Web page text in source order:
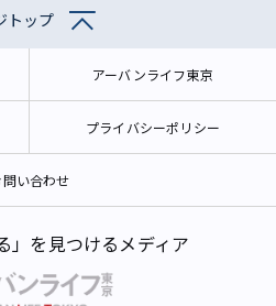
トップ
アーバンライフ東京
プライバシーポリシー
問い合わせ
」を見つけるメディア